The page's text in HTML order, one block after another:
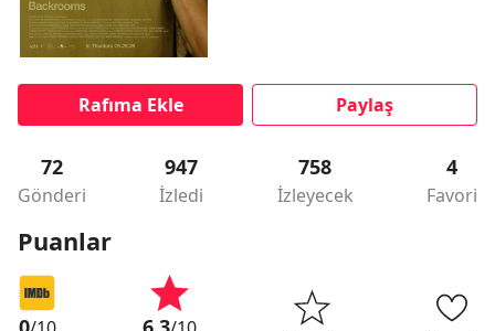
Rafıma Ekle Paylaş
72
Gönderi
947
İzledi
758
İzleyecek
4
Favori
Puanlar